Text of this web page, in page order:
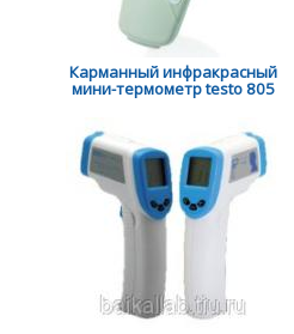
Карманный инфракрасный
мини-термометр testo 805